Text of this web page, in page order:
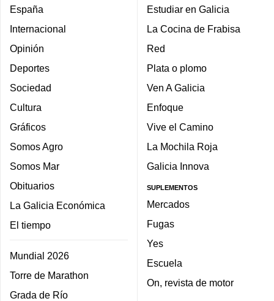
España
Internacional
Opinión
Deportes
Sociedad
Cultura
Gráficos
Somos Agro
Somos Mar
Obituarios
La Galicia Económica
El tiempo
Mundial 2026
Torre de Marathon
Grada de Río
Estudiar en Galicia
La Cocina de Frabisa
Red
Plata o plomo
Ven A Galicia
Enfoque
Vive el Camino
La Mochila Roja
Galicia Innova
SUPLEMENTOS
Mercados
Fugas
Yes
Escuela
On, revista de motor